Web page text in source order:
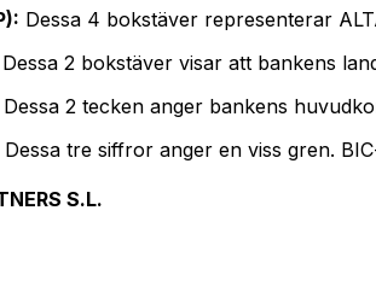
Dessa 4 bokstäver representerar
Dessa 2 bokstäver visar att bankens
Dessa 2 tecken anger bankens
Dessa tre siffror anger en viss gren.
S.L.